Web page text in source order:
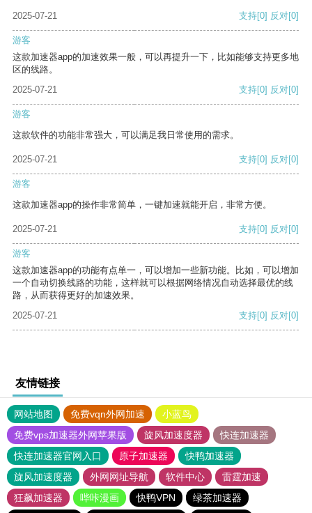
2025-07-21 支持[0] 反对[0]
游客
这款加速器app的加速效果一般，可以再提升一下，比如能够支持更多地
区的线路。
2025-07-21
支持[0] 反对[0]
游客
这款软件的功能非常强大，可以满足我日常使用的需求。
2025-07-21 支持[0] 反对[0]
游客
这款加速器app的操作非常简单，一键加速就能开启，非常方便。
2025-07-21 支持[0] 反对[0]
游客
这款加速器app的功能有点单一，可以增加一些新功能。比如，可以增加
一个自动切换线路的功能，这样就可以根据网络情况自动选择最优的线
路，从而获得更好的加速效果。
2025-07-21
支持[0] 反对[0]
友情链接
网站地图 免费vqn外网加速
小蓝鸟
免费vps加速器外网苹果版
旋风加速度器
快连加速器
快连加速器官网入口
原子加速器
快鸭加速器
旋风加速度器
外网网址导航 软件中心
雷霆加速
狂飙加速器
哔咔漫画 快鸭VPN 绿茶加速器